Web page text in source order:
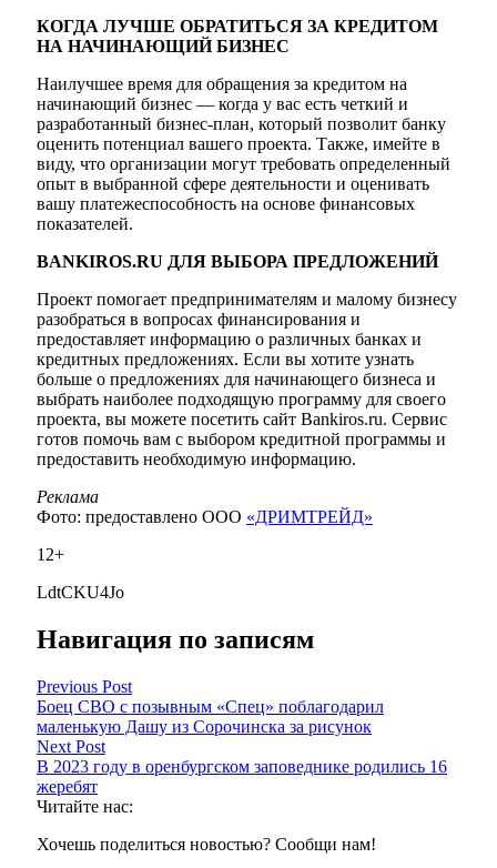
КОГДА ЛУЧШЕ ОБРАТИТЬСЯ ЗА КРЕДИТОМ
НА НАЧИНАЮЩИЙ БИЗНЕС
Наилучшее время для обращения за кредитом на
начинающий бизнес — когда у вас есть четкий и
разработанный бизнес-план, который позволит банку
оценить потенциал вашего проекта. Также, имейте в
виду, что организации могут требовать определенный
опыт в выбранной сфере деятельности и оценивать
вашу платежеспособность на основе финансовых
показателей.
BANKIROS.RU ДЛЯ ВЫБОРА ПРЕДЛОЖЕНИЙ
Проект помогает предпринимателям и малому бизнесу
разобраться в вопросах финансирования и
предоставляет информацию о различных банках и
кредитных предложениях. Если вы хотите узнать
больше о предложениях для начинающего бизнеса и
выбрать наиболее подходящую программу для своего
проекта, вы можете посетить сайт Bankiros.ru. Сервис
готов помочь вам с выбором кредитной программы и
предоставить необходимую информацию.
Реклама
Фото: предоставлено ООО «ДРИМТРЕЙД»
12+
LdtCKU4Jo
Навигация по записям
Previous Post
Боец СВО с позывным «Спец» поблагодарил
маленькую Дашу из Сорочинска за рисунок
Next Post
В 2023 году в оренбургском заповеднике родились 16
жеребят
Читайте нас:
Хочешь поделиться новостью? Сообщи нам!